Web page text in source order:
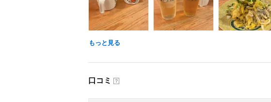
もっと見る
口コミ ？